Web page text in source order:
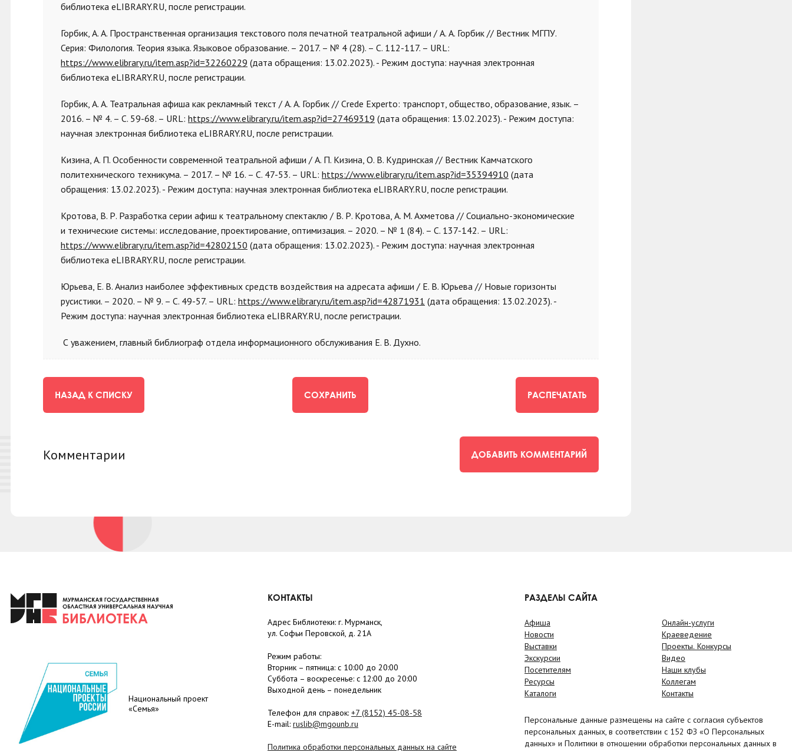
библиотека eLIBRARY.RU, после регистрации.
Горбик, А. А. Пространственная организация текстового поля печатной театральной афиши / А. А. Горбик // Вестник МГПУ.
Серия: Филология. Теория языка. Языковое образование. – 2017. – № 4 (28). – С. 112-117. – URL:
https://www.elibrary.ru/item.asp?id=32260229 (дата обращения: 13.02.2023). - Режим доступа: научная электронная
библиотека eLIBRARY.RU, после регистрации.
Горбик, А. А. Театральная афиша как рекламный текст / А. А. Горбик // Crede Experto: транспорт, общество, образование, язык. –
2016. – № 4. – С. 59-68. – URL: https://www.elibrary.ru/item.asp?id=27469319 (дата обращения: 13.02.2023). - Режим доступа:
научная электронная библиотека eLIBRARY.RU, после регистрации.
Кизина, А. П. Особенности современной театральной афиши / А. П. Кизина, О. В. Кудринская // Вестник Камчатского
политехнического техникума. – 2017. – № 16. – С. 47-53. – URL: https://www.elibrary.ru/item.asp?id=35394910 (дата
обращения: 13.02.2023). - Режим доступа: научная электронная библиотека eLIBRARY.RU, после регистрации.
Кротова, В. Р. Разработка серии афиш к театральному спектаклю / В. Р. Кротова, А. М. Ахметова // Социально-экономические
и технические системы: исследование, проектирование, оптимизация. – 2020. – № 1 (84). – С. 137-142. – URL:
https://www.elibrary.ru/item.asp?id=42802150 (дата обращения: 13.02.2023). - Режим доступа: научная электронная
библиотека eLIBRARY.RU, после регистрации.
Юрьева, Е. В. Анализ наиболее эффективных средств воздействия на адресата афиши / Е. В. Юрьева // Новые горизонты
русистики. – 2020. – № 9. – С. 49-57. – URL: https://www.elibrary.ru/item.asp?id=42871931 (дата обращения: 13.02.2023). -
Режим доступа: научная электронная библиотека eLIBRARY.RU, после регистрации.
С уважением, главный библиограф отдела информационного обслуживания Е. В. Духно.
НАЗАД К СПИСКУ СОХРАНИТЬ РАСПЕЧАТАТЬ
Комментарии ДОБАВИТЬ КОММЕНТАРИЙ
Национальный проект
«Семья»
КОНТАКТЫ
Адрес Библиотеки: г. Мурманск,
ул. Софьи Перовской, д. 21А
Режим работы:
Вторник – пятница: с 10:00 до 20:00
Суббота – воскресенье: c 12:00 до 20:00
Выходной день – понедельник
Телефон для справок: +7 (8152) 45-08-58
E-mail: ruslib@mgounb.ru
Политика обработки персональных данных на сайте
РАЗДЕЛЫ САЙТА
Афиша
Новости
Выставки
Экскурсии
Посетителям
Ресурсы
Каталоги
Онлайн-услуги
Краеведение
Проекты. Конкурсы
Видео
Наши клубы
Коллегам
Контакты
Персональные данные размещены на сайте с согласия субъектов
персональных данных, в соответствии с 152 ФЗ «О Персональных
данных» и Политики в отношении обработки персональных данных в